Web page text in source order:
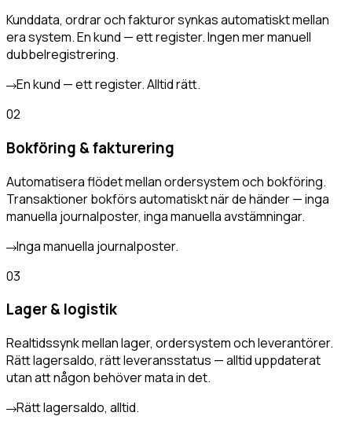
Kunddata, ordrar och fakturor synkas automatiskt mellan
era system. En kund — ett register. Ingen mer manuell
dubbelregistrering.
En kund — ett register. Alltid rätt.
02
Bokföring & fakturering
Automatisera flödet mellan ordersystem och bokföring.
Transaktioner bokförs automatiskt när de händer — inga
manuella journalposter, inga manuella avstämningar.
Inga manuella journalposter.
03
Lager & logistik
Realtidssynk mellan lager, ordersystem och leverantörer.
Rätt lagersaldo, rätt leveransstatus — alltid uppdaterat
utan att någon behöver mata in det.
Rätt lagersaldo, alltid.